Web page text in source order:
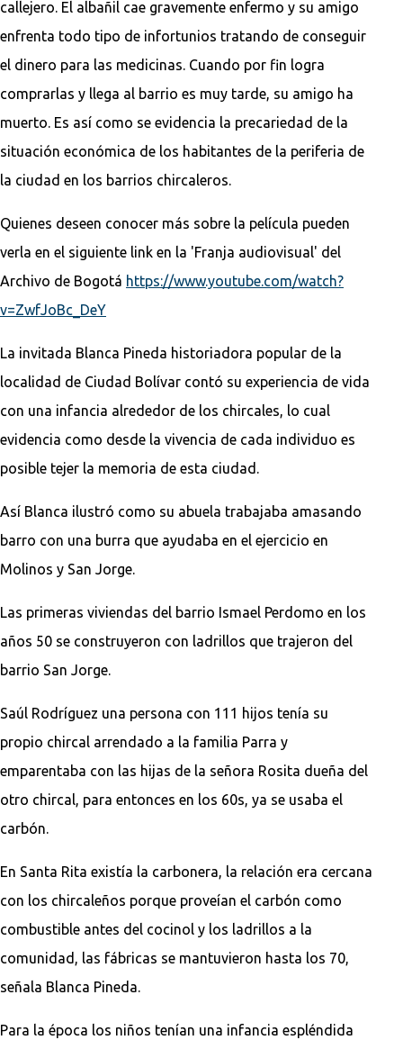
callejero. El albañil cae gravemente enfermo y su amigo
enfrenta todo tipo de infortunios tratando de conseguir
el dinero para las medicinas. Cuando por fin logra
comprarlas y llega al barrio es muy tarde, su amigo ha
muerto. Es así como se evidencia la precariedad de la
situación económica de los habitantes de la periferia de
la ciudad en los barrios chircaleros.
Quienes deseen conocer más sobre la película pueden
verla en el siguiente link en la 'Franja audiovisual' del
Archivo de Bogotá https://www.youtube.com/watch?
v=ZwfJoBc_DeY
La invitada Blanca Pineda historiadora popular de la
localidad de Ciudad Bolívar contó su experiencia de vida
con una infancia alrededor de los chircales, lo cual
evidencia como desde la vivencia de cada individuo es
posible tejer la memoria de esta ciudad.
Así Blanca ilustró como su abuela trabajaba amasando
barro con una burra que ayudaba en el ejercicio en
Molinos y San Jorge.
Las primeras viviendas del barrio Ismael Perdomo en los
años 50 se construyeron con ladrillos que trajeron del
barrio San Jorge.
Saúl Rodríguez una persona con 111 hijos tenía su
propio chircal arrendado a la familia Parra y
emparentaba con las hijas de la señora Rosita dueña del
otro chircal, para entonces en los 60s, ya se usaba el
carbón.
En Santa Rita existía la carbonera, la relación era cercana
con los chircaleños porque proveían el carbón como
combustible antes del cocinol y los ladrillos a la
comunidad, las fábricas se mantuvieron hasta los 70,
señala Blanca Pineda.
Para la época los niños tenían una infancia espléndida